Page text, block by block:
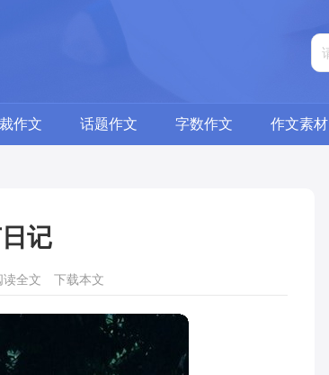
作文 话题作文 字数作文 作文素材
记
读全文 下载本文